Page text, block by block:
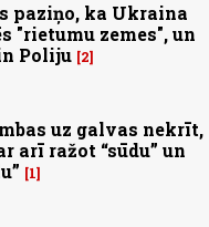
paziņo, ka Ukraina
"rietumu zemes", un
Poliju 2
uz galvas nekrīt,
arī ražot “sūdu” un
1